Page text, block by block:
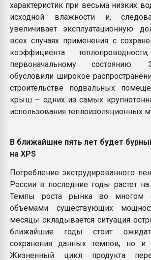
характеристик при весьма низких
исходной влажности и,
увеличивает эксплуатационную
всех случаях применения с
коэффициента
первоначальному состоянию.
обусловили широкое
строительстве подвальных
крыш – одних из самых
использования теплоизоляционных
В ближайшие пять лет будет
на XPS
Потребление экструдированного
России в последние годы растет
Темпы роста рынка во многом
объемами существующих
месяцы складывается ситуация
ближайшие годы стоит
сохранения данных темпов, но и
Жизненный цикл продукта